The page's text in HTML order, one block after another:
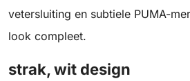
vetersluiting en subtiele PUMA-
look compleet.
strak, wit design